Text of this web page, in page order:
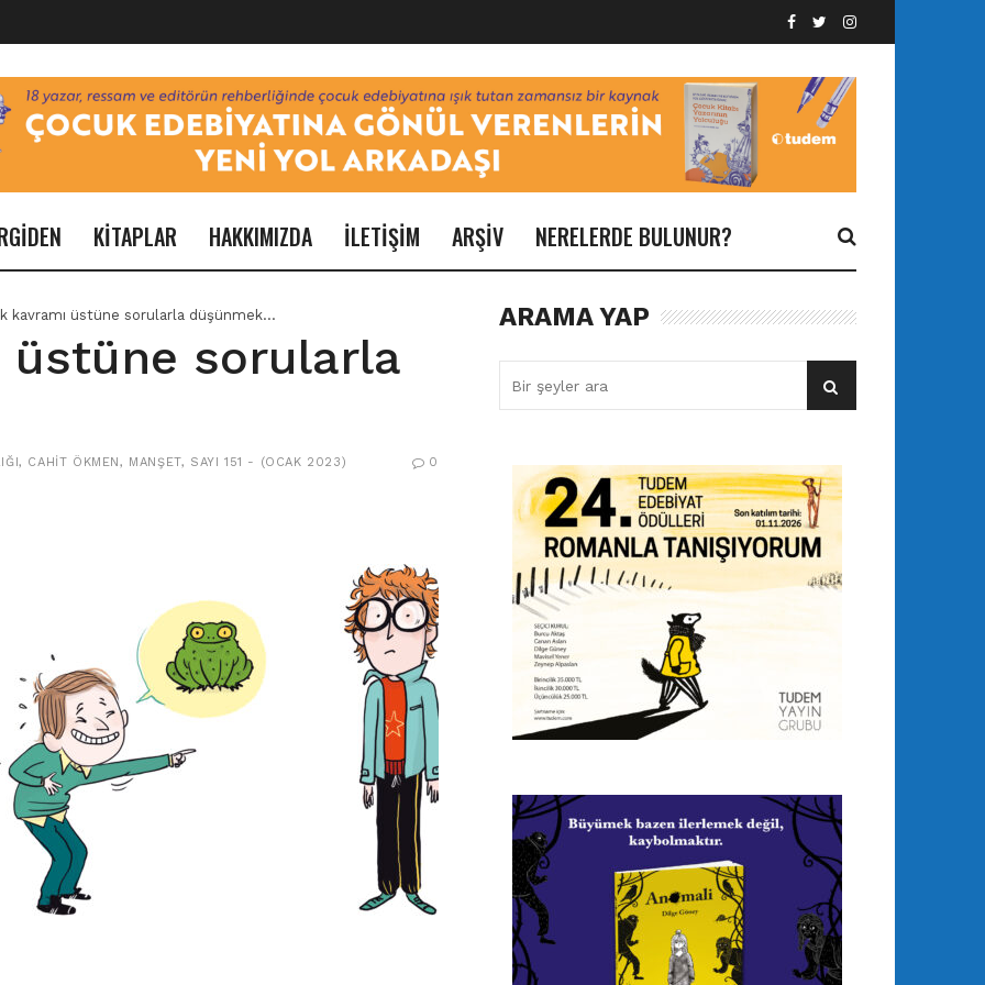
KİTAPLAR HAKKIMIZDA İLETİŞİM ARŞİV NERELERDE BULUNUR?
kavramı üstüne sorularla düşünmek…
üstüne sorularla
, CAHIT ÖKMEN, MANŞET, SAYI 151 - (OCAK 2023) 0
ARAMA YAP